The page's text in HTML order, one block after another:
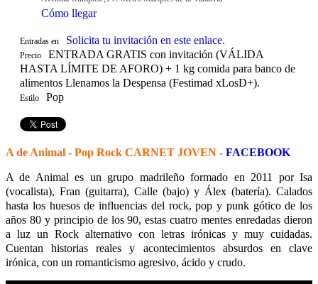
Cómo llegar
Entradas en Solicita tu invitación en este enlace.
Precio
ENTRADA GRATIS con invitación (VÁLIDA
HASTA LÍMITE DE AFORO) + 1 kg comida para banco de
alimentos Llenamos la Despensa (Festimad xLosD+).
Estilo Pop
A de Animal - Pop Rock CARNET JOVEN - FACEBOOK
A de Animal es un grupo madrileño formado en 2011 por Isa
(vocalista), Fran (guitarra), Calle (bajo) y Álex (batería). Calados
hasta los huesos de influencias del rock, pop y punk gótico de los
años 80 y principio de los 90, estas cuatro mentes enredadas dieron
a luz un Rock alternativo con letras irónicas y muy cuidadas.
Cuentan historias reales y acontecimientos absurdos en clave
irónica, con un romanticismo agresivo, ácido y crudo.